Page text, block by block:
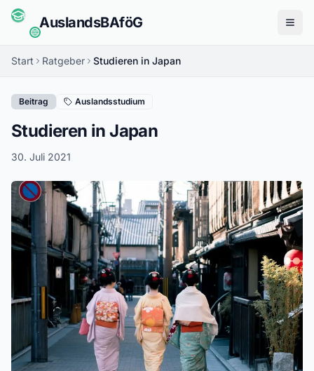
AuslandsBAföG
Start Ratgeber Studieren in Japan
Beitrag Auslandsstudium
Studieren in Japan
30. Juli 2021